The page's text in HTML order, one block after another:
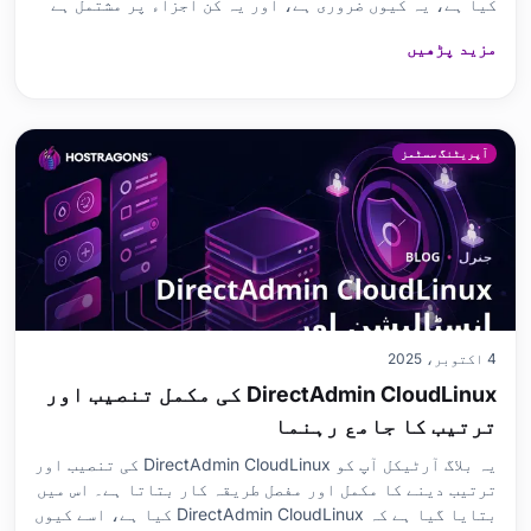
کیا ہے، یہ کیوں ضروری ہے، اور یہ کن اجزاء پر مشتمل ہے
مزید پڑھیں
آپریٹنگ سسٹمز
4 اکتوبر، 2025
DirectAdmin CloudLinux کی مکمل تنصیب اور
ترتیب کا جامع رہنما
یہ بلاگ آرٹیکل آپ کو DirectAdmin CloudLinux کی تنصیب اور
ترتیب دینے کا مکمل اور مفصل طریقہ کار بتاتا ہے۔ اس میں
بتایا گیا ہے کہ DirectAdmin CloudLinux کیا ہے، اسے کیوں